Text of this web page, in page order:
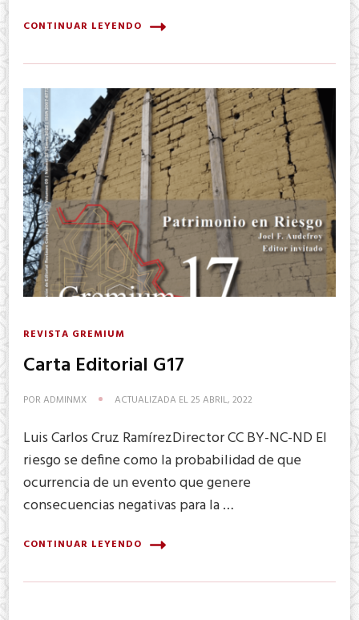
CONTINUAR LEYENDO
REVISTA GREMIUM
Carta Editorial G17
POR ADMINMX ACTUALIZADA EL25 ABRIL, 2022
Luis Carlos Cruz RamírezDirector CC BY-NC-ND El
riesgo se define como la probabilidad de que
ocurrencia de un evento que genere
consecuencias negativas para la …
CONTINUAR LEYENDO